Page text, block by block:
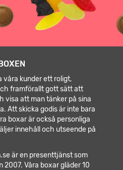
våra kunder ett roligt,
framförallt gott sätt att
visa att man tänker på sina
Att skicka godis är inte bara
boxar är också personliga
innehåll och utseende på
är en presenttjänst som
2007. Våra boxar gläder 10